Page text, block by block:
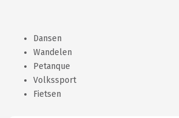
Dansen
Wandelen
Petanque
Volkssport
Fietsen